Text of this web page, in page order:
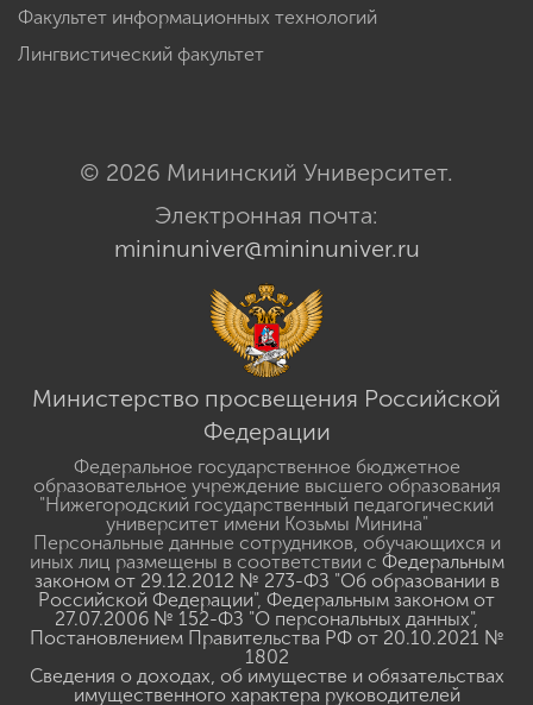
Факультет информационных технологий
Лингвистический факультет
© 2026 Мининский Университет.
Электронная почта:
mininuniver@mininuniver.ru
Министерство просвещения Российской
Федерации
Федеральное государственное бюджетное
образовательное учреждение высшего образования
"Нижегородский государственный педагогический
университет имени Козьмы Минина"
Персональные данные сотрудников, обучающихся и
иных лиц размещены в соответствии с Федеральным
законом от 29.12.2012 № 273-ФЗ "Об образовании в
Российской Федерации", Федеральным законом от
27.07.2006 № 152-ФЗ "О персональных данных",
Постановлением Правительства РФ от 20.10.2021 №
1802
Сведения о доходах, об имуществе и обязательствах
имущественного характера руководителей